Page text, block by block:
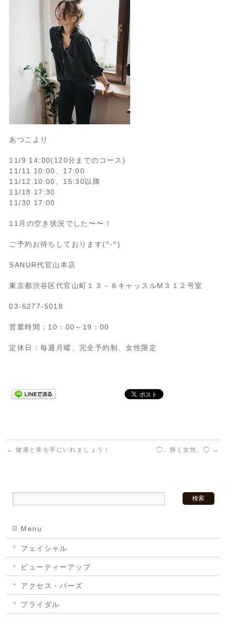
あつこより
11/9 14:00(120分までのコース)
11/11 10:00、17:00
11/12 10:00、15:30以降
11/18 17:30
11/30 17:00
11月の空き状況でした〜〜！
ご予約お待ちしております(^-^)
SANUR代官山本店
東京都渋谷区代官山町１３－８キャッスルM３１２号室
03-6277-5018
営業時間：10：00～19：00
定休日：毎週月曜、完全予約制、女性限定
← 健康と美を手にいれましょう！ ◯。輝く女性。◯ →
Menu
フェイシャル
ビューティーアップ
アクセス・バーズ
ブライダル